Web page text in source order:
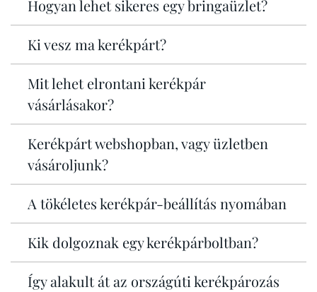
Hogyan lehet sikeres egy bringaüzlet?
Ki vesz ma kerékpárt?
Mit lehet elrontani kerékpár
vásárlásakor?
Kerékpárt webshopban, vagy üzletben
vásároljunk?
A tökéletes kerékpár-beállítás nyomában
Kik dolgoznak egy kerékpárboltban?
Így alakult át az országúti kerékpározás